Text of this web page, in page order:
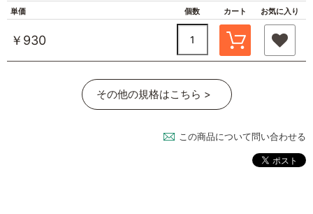
単価 個数 カート お気に入り
￥930
その他の規格はこちら >
この商品について問い合わせる